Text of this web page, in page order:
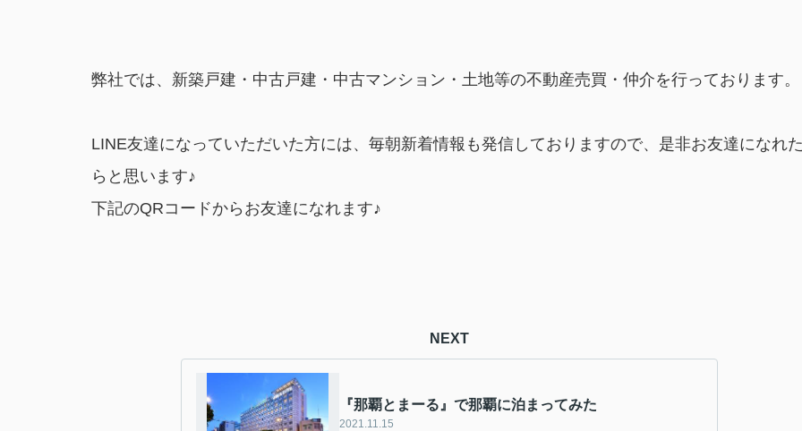
弊社では、新築戸建・中古戸建・中古マンション・土地等の不動産売買・仲介を行っております。
LINE友達になっていただいた方には、毎朝新着情報も発信しておりますので、是非お友達になれ
らと思います♪
下記のQRコードからお友達になれます♪
NEXT
『那覇とまーる』で那覇に泊まってみた
2021.11.15